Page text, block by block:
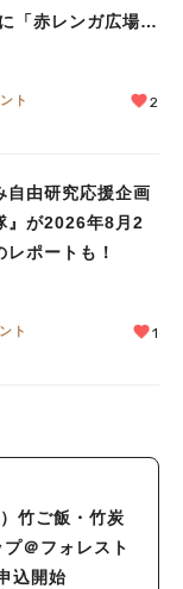
「赤レンガ広場
2026」が開催
ト 2
自由研究応援企画
』が2026年8月2
レポートも！
ト 1
竹ご飯・竹炭
＠フォレスト
込開始